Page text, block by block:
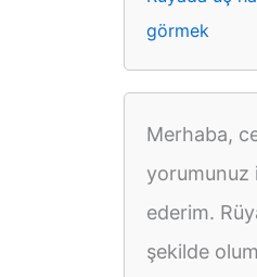
görmek
Merhaba,
yorumunuz
ederim.
şekilde